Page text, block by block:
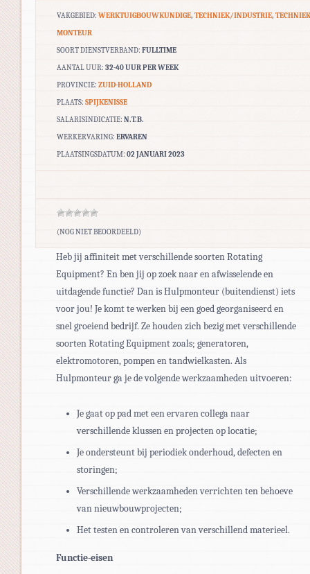
VAKGEBIED: WERKTUIGBOUWKUNDIGE, TECHNIEK/INDUSTRIE, TECHNIEK
MONTEUR
SOORT DIENSTVERBAND: FULLTIME
AANTAL UUR: 32-40 UUR PER WEEK
PROVINCIE: ZUID-HOLLAND
PLAATS: SPIJKENISSE
SALARISINDICATIE: N.T.B.
WERKERVARING: ERVAREN
PLAATSINGSDATUM: 02 JANUARI 2023
(NOG NIET BEOORDEELD)
Heb jij affiniteit met verschillende soorten Rotating
Equipment? En ben jij op zoek naar en afwisselende en
uitdagende functie? Dan is Hulpmonteur (buitendienst) iets
voor jou! Je komt te werken bij een goed georganiseerd en
snel groeiend bedrijf. Ze houden zich bezig met verschillende
soorten Rotating Equipment zoals; generatoren,
elektromotoren, pompen en tandwielkasten. Als
Hulpmonteur ga je de volgende werkzaamheden uitvoeren:
Je gaat op pad met een ervaren collega naar
verschillende klussen en projecten op locatie;
Je ondersteunt bij periodiek onderhoud, defecten en
storingen;
Verschillende werkzaamheden verrichten ten behoeve
van nieuwbouwprojecten;
Het testen en controleren van verschillend materieel.
Functie-eisen